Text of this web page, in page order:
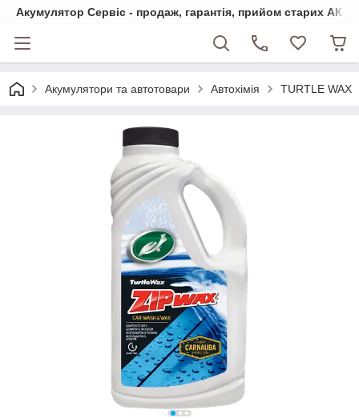
Акумулятор Сервіс - продаж, гарантія, прийом старих АКБ
Акумулятори та автотовари Автохімія TURTLE WAX